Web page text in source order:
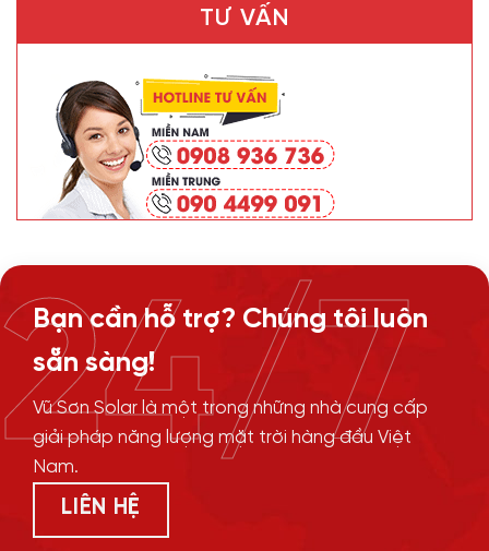
TƯ VẤN
Bạn cần hỗ trợ? Chúng tôi luôn
sẵn sàng!
Vũ Sơn Solar là một trong những nhà cung cấp
giải pháp năng lượng mặt trời hàng đầu Việt
Nam.
LIÊN HỆ
24/7